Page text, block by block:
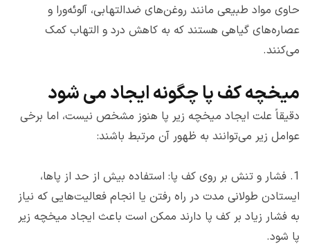
حاوی مواد طبیعی مانند روغن‌های ضدالتهابی، آلوئه‌ورا و
عصاره‌های گیاهی هستند که به کاهش درد و التهاب کمک
می‌کنند.
میخچه کف پا چگونه ایجاد می شود
دقیقاً علت ایجاد میخچه زیر پا هنوز مشخص نیست، اما برخی
عوامل زیر می‌توانند به ظهور آن مرتبط باشند:
1. فشار و تنش بر روی کف پا: استفاده بیش از حد از پاها،
ایستادن طولانی مدت در راه رفتن یا انجام فعالیت‌هایی که نیاز
به فشار زیاد بر کف پا دارند ممکن است باعث ایجاد میخچه زیر
پا شود.